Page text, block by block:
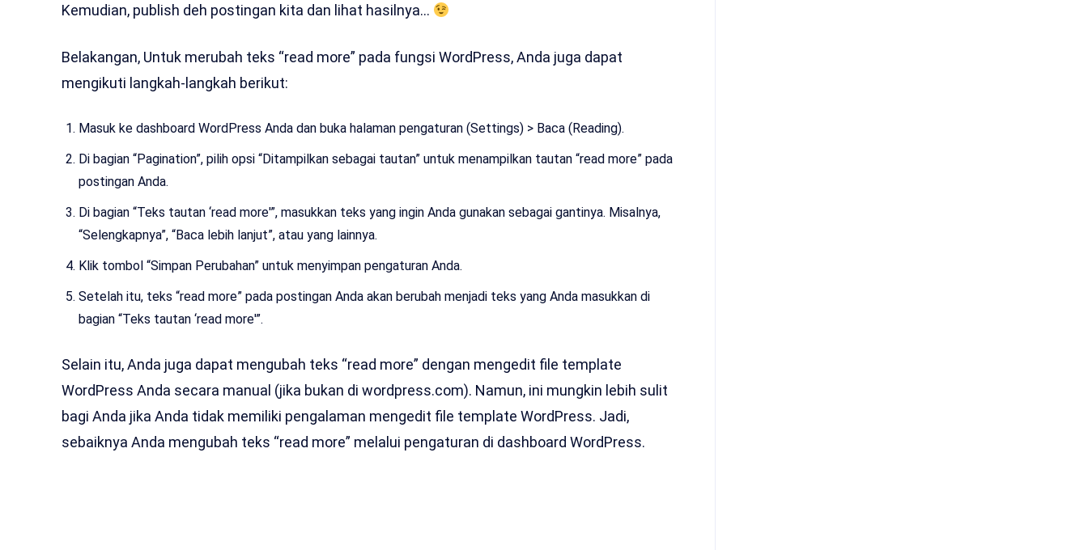
Kemudian, publish deh postingan kita dan lihat hasilnya…
Belakangan, Untuk merubah teks “read more” pada fungsi WordPress, Anda juga dapat
mengikuti langkah-langkah berikut:
Masuk ke dashboard WordPress Anda dan buka halaman pengaturan (Settings) > Baca (Reading).
Di bagian “Pagination”, pilih opsi “Ditampilkan sebagai tautan” untuk menampilkan tautan “read more” pada
postingan Anda.
Di bagian “Teks tautan ‘read more'”, masukkan teks yang ingin Anda gunakan sebagai gantinya. Misalnya,
“Selengkapnya”, “Baca lebih lanjut”, atau yang lainnya.
Klik tombol “Simpan Perubahan” untuk menyimpan pengaturan Anda.
Setelah itu, teks “read more” pada postingan Anda akan berubah menjadi teks yang Anda masukkan di
bagian “Teks tautan ‘read more'”.
Selain itu, Anda juga dapat mengubah teks “read more” dengan mengedit file template
WordPress Anda secara manual (jika bukan di wordpress.com). Namun, ini mungkin lebih sulit
bagi Anda jika Anda tidak memiliki pengalaman mengedit file template WordPress. Jadi,
sebaiknya Anda mengubah teks “read more” melalui pengaturan di dashboard WordPress.